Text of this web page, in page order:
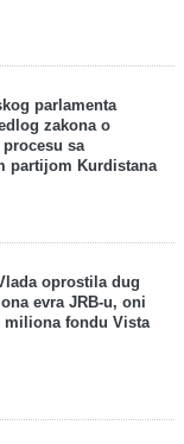
parlamenta
zakona o
sa
partijom Kurdistana
oprostila dug
evra JRB-u, oni
miliona fondu Vista